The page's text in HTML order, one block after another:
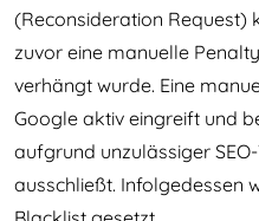
(Reconsideration Request)
zuvor eine manuelle
verhängt wurde. Eine
Google aktiv eingreift und
aufgrund unzulässiger
ausschließt. Infolgedessen